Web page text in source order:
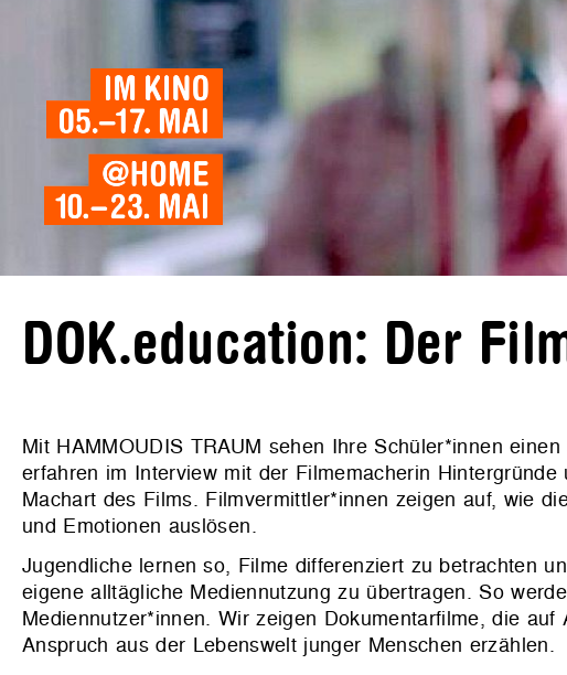
DOK.education: Der
Mit HAMMOUDIS TRAUM sehen Ihre Schüler*innen
erfahren im Interview mit der Filmemacherin
Machart des Films. Filmvermittler*innen zeigen auf, wie
und Emotionen auslösen.
Jugendliche lernen so, Filme differenziert zu betrachten
eigene alltägliche Mediennutzung zu übertragen. So
Mediennutzer*innen. Wir zeigen Dokumentarfilme, die
Anspruch aus der Lebenswelt junger Menschen erzählen.